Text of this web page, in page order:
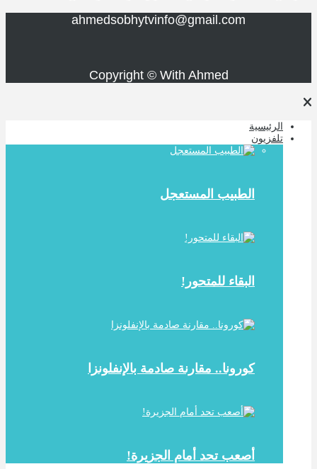
ahmedsobhytvinfo@gmail.com
Copyright © With Ahmed
الرئيسية
تلفزيون
الطبيب المستعجل
البقاء للمتحور!
كورونا.. مقارنة صادمة بالإنفلونزا
أصعب تحد أمام الجزيرة!